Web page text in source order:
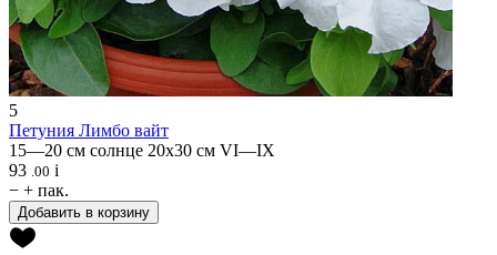
5
Петуния Лимбо вайт
15—20 см солнце 20х30 см VI—IX
93 .00 i
− + пак.
Добавить в корзину